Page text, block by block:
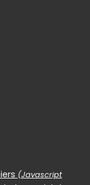
(Javascript